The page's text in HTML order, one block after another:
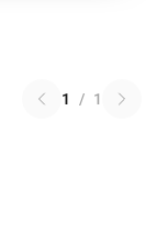
1 / 1